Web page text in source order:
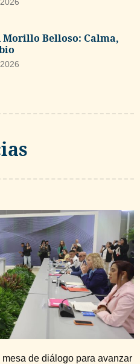
Morillo Belloso: Calma,
de diálogo para avanzar